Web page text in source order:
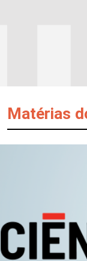
Matérias